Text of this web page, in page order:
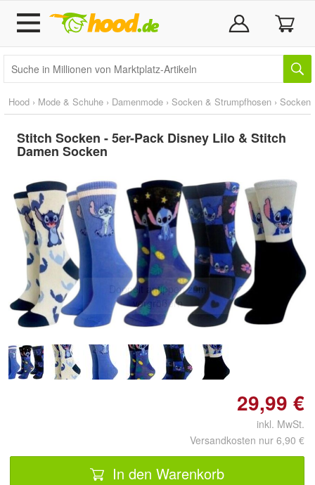
Hood › Mode & Schuhe › Damenmode › Socken & Strumpfhosen › Socken
Stitch Socken - 5er-Pack Disney Lilo & Stitch
Damen Socken
Doppelt antippen zum
vergrößern
29,99 €
inkl. MwSt.
Versandkosten nur 6,90 €
In den Warenkorb